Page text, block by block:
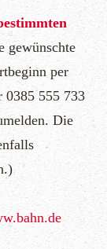
gewünschte
per
0385 555 733
Die
)